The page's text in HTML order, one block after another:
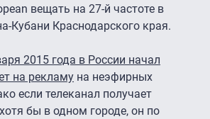
вещать на 27-й частоте в
Кубани Краснодарского края.
2015 года в России начал
на рекламу на неэфирных
если телеканал получает
бы в одном городе, он по